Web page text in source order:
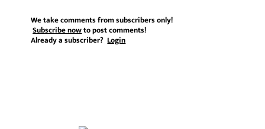
We take comments from subscribers only!
Subscribe nowto post comments!
Already a subscriber?Login